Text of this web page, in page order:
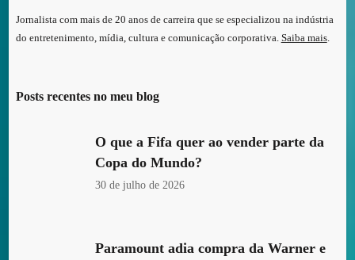
Jornalista com mais de 20 anos de carreira que se especializou na indústria
do entretenimento, mídia, cultura e comunicação corporativa. Saiba mais.
Posts recentes no meu blog
O que a Fifa quer ao vender parte da
Copa do Mundo?
30 de julho de 2026
Paramount adia compra da Warner e